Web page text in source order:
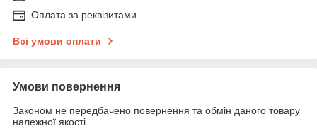
Оплата за реквізитами
Всі умови оплати
Умови повернення
Законом не передбачено повернення та обмін даного товару
належної якості